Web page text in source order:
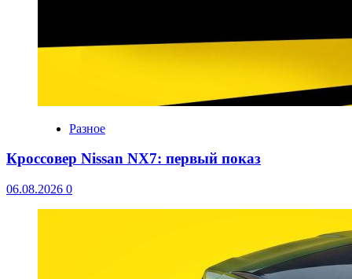
Разное
Кроссовер Nissan NX7: первый показ
06.08.2026 0